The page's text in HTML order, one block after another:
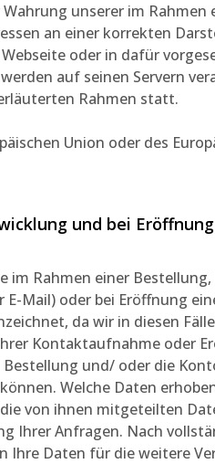
unserer im Rahmen
an einer korrekten
oder in dafür
auf seinen Servern
Rahmen statt.
Union oder des
und bei
im Rahmen einer
Mail) oder bei Eröffnung
da wir in diesen
Kontaktaufnahme oder
und/ oder die
Welche Daten
von ihnen mitgeteilten
Ihrer Anfragen. Nach
Ihre Daten für die weitere